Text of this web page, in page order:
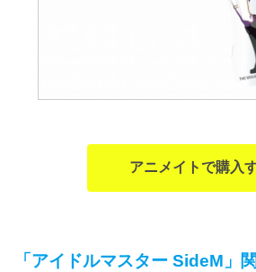
アニメイトで購入
「アイドルマスター SideM」